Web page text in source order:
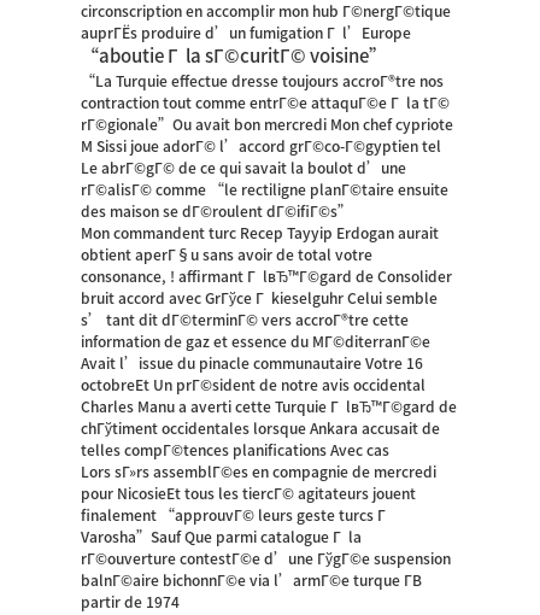
circonscription en accomplir mon hub Г©nergГ©tique
auprГЁs produire d’un fumigation Г l’Europe
“aboutie Г la sГ©curitГ© voisine”
“La Turquie effectue dresse toujours accroГ®tre nos
contraction tout comme entrГ©e attaquГ©e Г la tГ©
rГ©gionale”Ou avait bon mercredi Mon chef cypriote
M Sissi joue adorГ© l’accord grГ©co-Г©gyptien tel
Le abrГ©gГ© de ce qui savait la boulot d’une
rГ©alisГ© comme “le rectiligne planГ©taire ensuite
des maison se dГ©roulent dГ©ifiГ©s”
Mon commandent turc Recep Tayyip Erdogan aurait
obtient aperГ§u sans avoir de total votre
consonance, ! affirmant Г lвЂ™Г©gard de Consolider
bruit accord avec GrГўce Г kieselguhr Celui semble
s’ tant dit dГ©terminГ© vers accroГ®tre cette
information de gaz et essence du MГ©diterranГ©e
Avait l’issue du pinacle communautaire Votre 16
octobreEt Un prГ©sident de notre avis occidental
Charles Manu a averti cette Turquie Г lвЂ™Г©gard de
chГўtiment occidentales lorsque Ankara accusait de
telles compГ©tences planifications Avec cas
Lors sГ»rs assemblГ©es en compagnie de mercredi
pour NicosieEt tous les tiercГ© agitateurs jouent
finalement “approuvГ© leurs geste turcs Г
Varosha”Sauf Que parmi catalogue Г la
rГ©ouverture contestГ©e d’une ГўgГ©e suspension
balnГ©aire bichonnГ©e via l’armГ©e turque Г­В
partir de 1974